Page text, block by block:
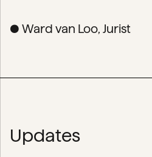
● Ward van Loo, Jurist
Updates